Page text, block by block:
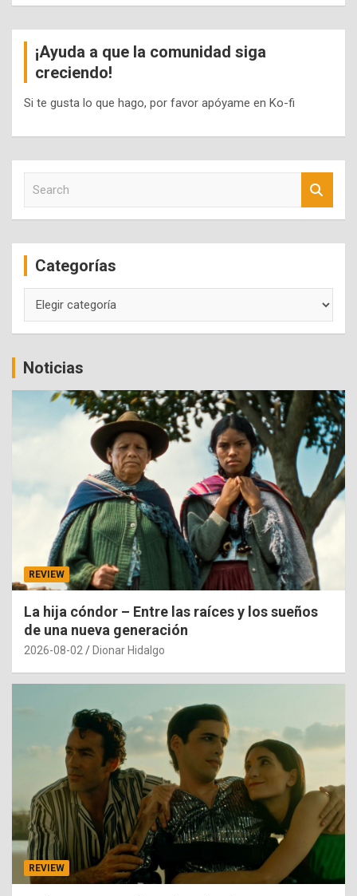
¡Ayuda a que la comunidad siga
creciendo!
Si te gusta lo que hago, por favor apóyame en Ko-fi
c
Categorías
Noticias
REVIEW
La hija cóndor – Entre las raíces y los sueños
de una nueva generación
2026-08-02 Dionar Hidalgo
REVIEW